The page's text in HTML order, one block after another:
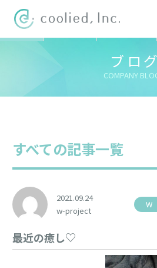
ブログ
COMPANY
ての記事
すべての記事一覧
2021.09.24
w-project
W
最近の癒し♡